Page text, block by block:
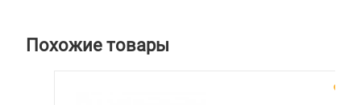
Похожие товары